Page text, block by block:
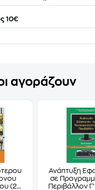
10€
αγοράζουν
(22-
Ανάπτυξη
σε
Περιβάλλον